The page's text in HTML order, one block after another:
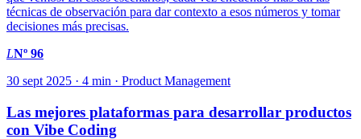
técnicas de observación para dar contexto a esos números y tomar
decisiones más precisas.
LNº 96
30 sept 2025 · 4 min · Product Management
Las mejores plataformas para desarrollar productos
con Vibe Coding